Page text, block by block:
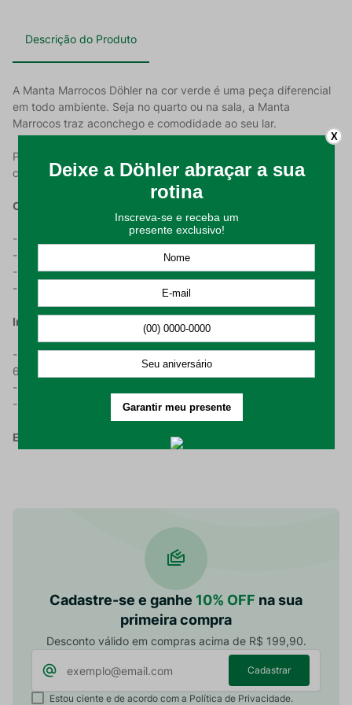
Descrição do Produto
A Manta Marrocos Döhler na cor verde é uma peça diferencial
em todo ambiente. Seja no quarto ou na sala, a Manta
Marrocos traz aconchego e comodidade ao seu lar.
Possui uma textura trabalhada e acabamento em franjas, que
conferem à peça um design único e despojado.
Características Do Produto:
- Tecido feito em 100% algodão;
- Gramatura de 282 g/m²;
- Acabamento em franjas;
- 1 (uma) manta com 150x120cm.
Instrução De Uso:
- Lavar em processo suave, com temperatura máxima de
60°C;
- Não alvejar nem limpar a seco;
- Passar em temperatura máxima de 150°C.
Embalagem composta por: 01 (uma) manta com 150x120cm.
Cadastre-se e ganhe 10% OFF na sua
primeira compra
Desconto válido em compras acima de R$ 199,90.
Cadastrar
Estou ciente e de acordo com a Política de Privacidade.
X